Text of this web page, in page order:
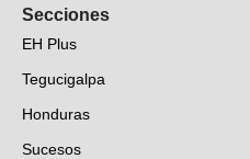
Secciones
EH Plus
Tegucigalpa
Honduras
Sucesos